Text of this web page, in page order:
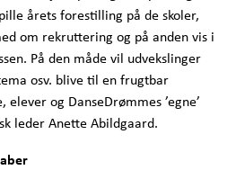
årets forestilling på de skoler,
om rekruttering og på anden vis i
På den måde vil udvekslinger
osv. blive til en frugtbar
og DanseDrømmes ’egne’
leder Anette Abildgaard.